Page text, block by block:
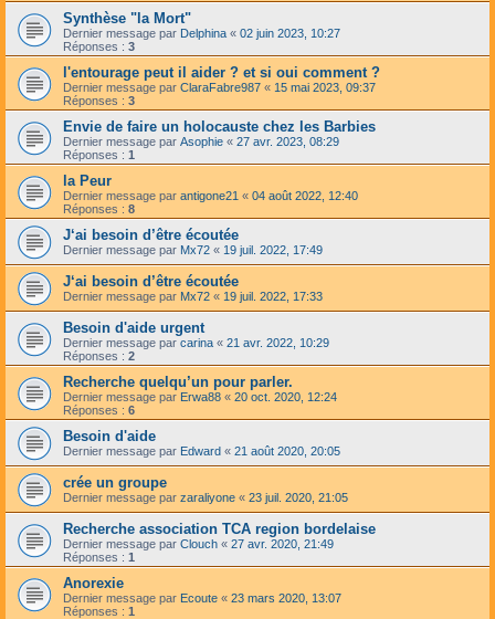
Synthèse "la Mort"
Dernier message par Delphina « 02 juin 2023, 10:27
Réponses : 3
l'entourage peut il aider ? et si oui comment ?
Dernier message par ClaraFabre987 « 15 mai 2023, 09:37
Réponses : 3
Envie de faire un holocauste chez les Barbies
Dernier message par Asophie « 27 avr. 2023, 08:29
Réponses : 1
la Peur
Dernier message par antigone21 « 04 août 2022, 12:40
Réponses : 8
J‘ai besoin d’être écoutée
Dernier message par Mx72 « 19 juil. 2022, 17:49
J‘ai besoin d’être écoutée
Dernier message par Mx72 « 19 juil. 2022, 17:33
Besoin d'aide urgent
Dernier message par carina « 21 avr. 2022, 10:29
Réponses : 2
Recherche quelqu’un pour parler.
Dernier message par Erwa88 « 20 oct. 2020, 12:24
Réponses : 6
Besoin d'aide
Dernier message par Edward « 21 août 2020, 20:05
crée un groupe
Dernier message par zaraliyone « 23 juil. 2020, 21:05
Recherche association TCA region bordelaise
Dernier message par Clouch « 27 avr. 2020, 21:49
Réponses : 1
Anorexie
Dernier message par Ecoute « 23 mars 2020, 13:07
Réponses : 1